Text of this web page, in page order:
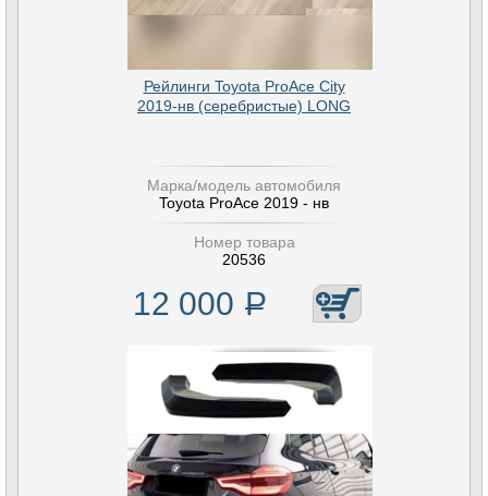
Рейлинги Toyota ProAce City
2019-нв (серебристые) LONG
Марка/модель автомобиля
Toyota ProAce 2019 - нв
Номер товара
20536
12 000 Р